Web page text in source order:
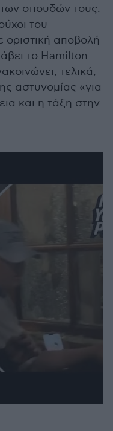
σπουδών τους.
του
οριστική αποβολή
το Hamilton
τελικά,
αστυνομίας «για
και η τάξη στην